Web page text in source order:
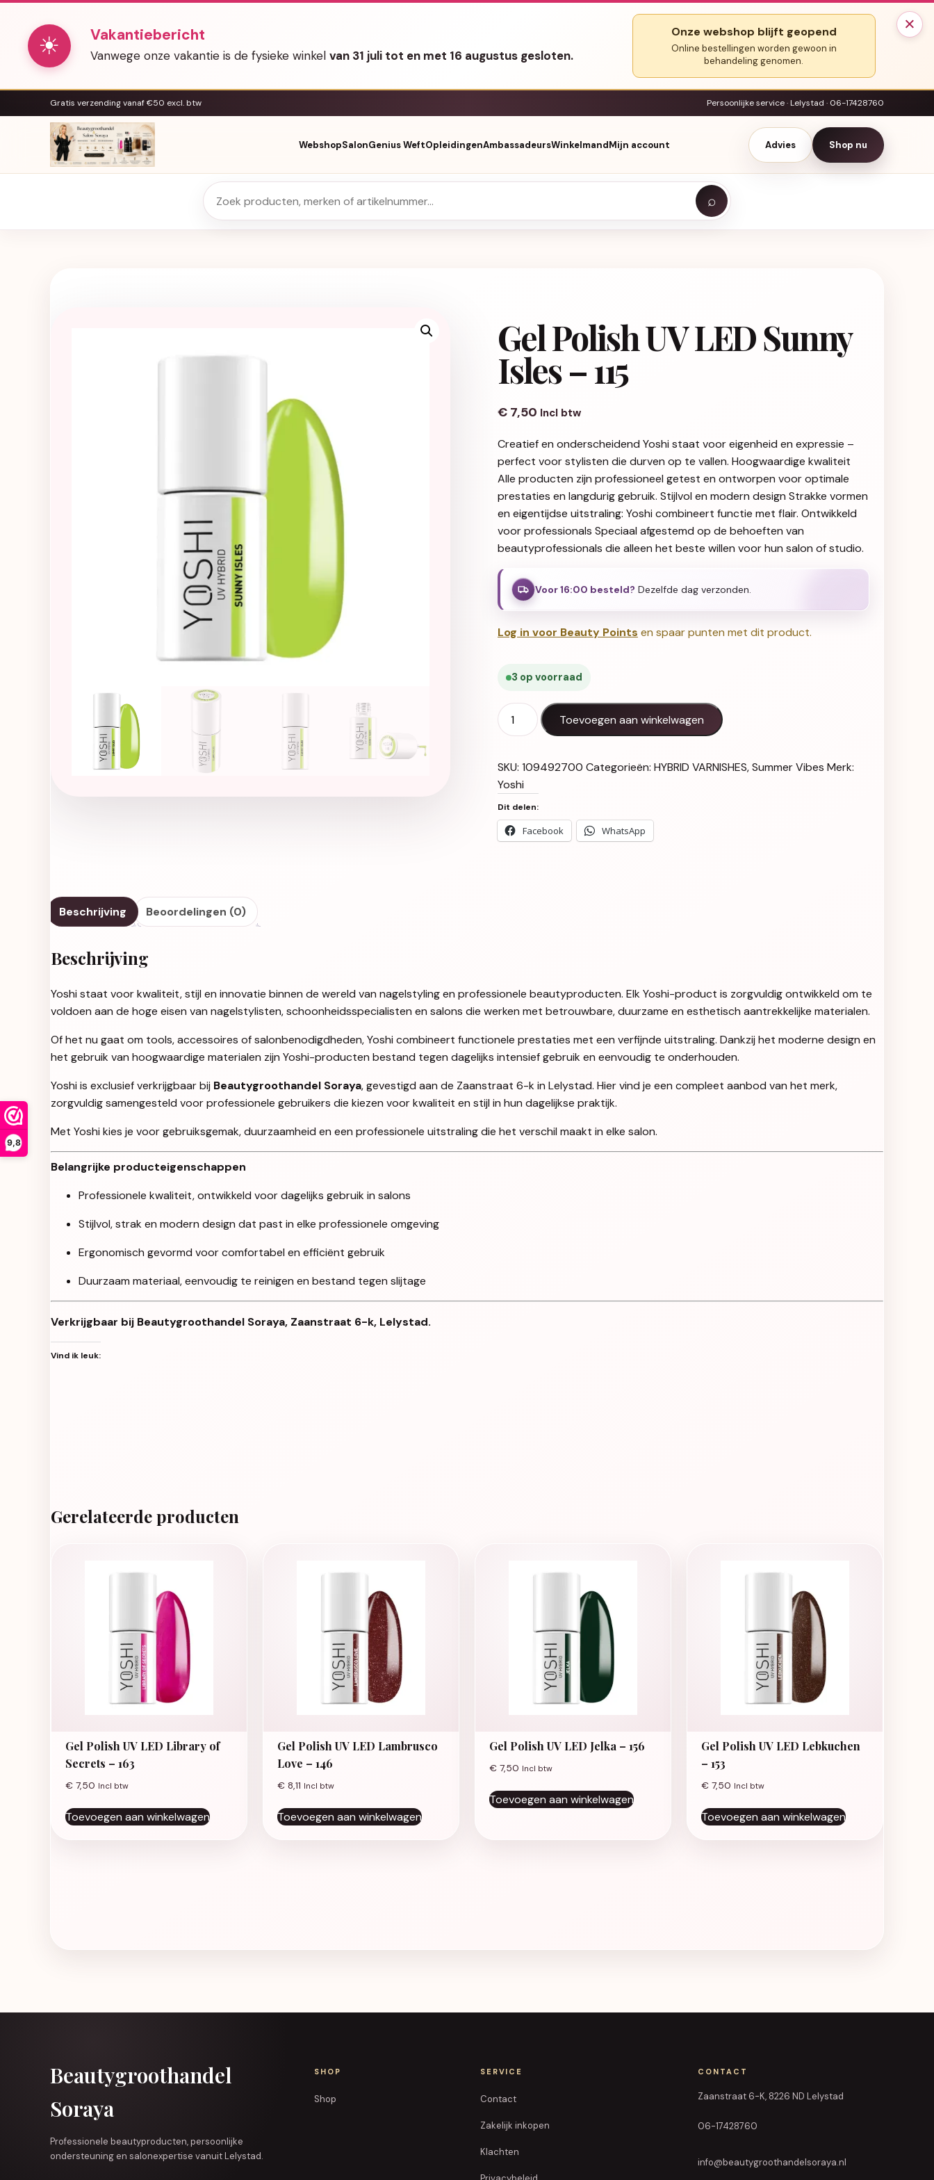
9,8
×
☀ Vakantiebericht
Vanwege onze vakantie is de fysieke winkel van 31 juli tot en met 16 augustus gesloten.
Onze webshop blijft geopend
Online bestellingen worden gewoon in
behandeling genomen.
Gratis verzending vanaf €50 excl. btw Persoonlijke service · Lelystad · 06-17428760
WebshopSalonGenius WeftOpleidingenAmbassadeursWinkelmandMijn account Advies Shop nu
⌕
Gel Polish UV LED Sunny
Isles – 115
€7,50 Incl btw
Creatief en onderscheidend Yoshi staat voor eigenheid en expressie –
perfect voor stylisten die durven op te vallen. Hoogwaardige kwaliteit
Alle producten zijn professioneel getest en ontworpen voor optimale
prestaties en langdurig gebruik. Stijlvol en modern design Strakke vormen
en eigentijdse uitstraling: Yoshi combineert functie met flair. Ontwikkeld
voor professionals Speciaal afgestemd op de behoeften van
beautyprofessionals die alleen het beste willen voor hun salon of studio.
Voor 16:00 besteld? Dezelfde dag verzonden.
Log in voor Beauty Points en spaar punten met dit product.
3 op voorraad
Gel Polish UV LED Sunny Isles - 115 aantal
Toevoegen aan winkelwagen
SKU: 109492700 Categorieën: HYBRID VARNISHES,Summer Vibes Merk:
Yoshi
Dit delen:
Facebook WhatsApp
Beschrijving Beoordelingen (0)
Beschrijving
Yoshi staat voor kwaliteit, stijl en innovatie binnen de wereld van nagelstyling en professionele beautyproducten. Elk Yoshi-product is zorgvuldig ontwikkeld om te
voldoen aan de hoge eisen van nagelstylisten, schoonheidsspecialisten en salons die werken met betrouwbare, duurzame en esthetisch aantrekkelijke materialen.
Of het nu gaat om tools, accessoires of salonbenodigdheden, Yoshi combineert functionele prestaties met een verfijnde uitstraling. Dankzij het moderne design en
het gebruik van hoogwaardige materialen zijn Yoshi-producten bestand tegen dagelijks intensief gebruik en eenvoudig te onderhouden.
Yoshi is exclusief verkrijgbaar bij Beautygroothandel Soraya, gevestigd aan de Zaanstraat 6-k in Lelystad. Hier vind je een compleet aanbod van het merk,
zorgvuldig samengesteld voor professionele gebruikers die kiezen voor kwaliteit en stijl in hun dagelijkse praktijk.
Met Yoshi kies je voor gebruiksgemak, duurzaamheid en een professionele uitstraling die het verschil maakt in elke salon.
Belangrijke producteigenschappen
Professionele kwaliteit, ontwikkeld voor dagelijks gebruik in salons
Stijlvol, strak en modern design dat past in elke professionele omgeving
Ergonomisch gevormd voor comfortabel en efficiënt gebruik
Duurzaam materiaal, eenvoudig te reinigen en bestand tegen slijtage
Verkrijgbaar bij Beautygroothandel Soraya, Zaanstraat 6-k, Lelystad.
Vind ik leuk:
Gerelateerde producten
Gel Polish UV LED Library of
Secrets – 163
€ 7,50 Incl btw
Toevoegen aan winkelwagen
Gel Polish UV LED Lambrusco
Love – 146
€ 8,11 Incl btw
Toevoegen aan winkelwagen
Gel Polish UV LED Jelka – 156
€ 7,50 Incl btw
Toevoegen aan winkelwagen
Gel Polish UV LED Lebkuchen
– 153
€ 7,50 Incl btw
Toevoegen aan winkelwagen
Beautygroothandel
Soraya
Professionele beautyproducten, persoonlijke
ondersteuning en salonexpertise vanuit Lelystad.
SHOP
Shop
SERVICE
Contact
Zakelijk inkopen
Klachten
CONTACT
Zaanstraat 6-K, 8226 ND Lelystad
06-17428760
info@beautygroothandelsoraya.nl